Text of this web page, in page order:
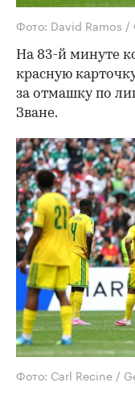
Фото: David Ramos /
На 83-й минуте
красную
за отмашку по
Зване.
Фото: Carl Recine /